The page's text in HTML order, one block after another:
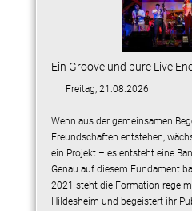
Ein Groove und pure Live
Freitag, 21.08.2026
Wenn aus der gemeinsamen
Freundschaften entstehen,
ein Projekt – es entsteht eine
Genau auf diesem Fundament
2021 steht die Formation
Hildesheim und begeistert ihr